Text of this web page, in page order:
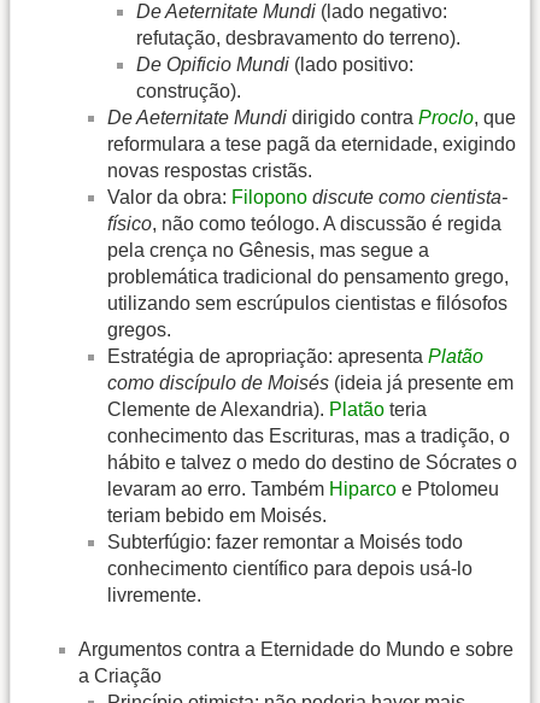
De Aeternitate Mundi (lado negativo:
refutação, desbravamento do terreno).
De Opificio Mundi (lado positivo:
construção).
De Aeternitate Mundi dirigido contra Proclo, que
reformulara a tese pagã da eternidade, exigindo
novas respostas cristãs.
Valor da obra: Filopono discute como cientista-
físico, não como teólogo. A discussão é regida
pela crença no Gênesis, mas segue a
problemática tradicional do pensamento grego,
utilizando sem escrúpulos cientistas e filósofos
gregos.
Estratégia de apropriação: apresenta Platão
como discípulo de Moisés (ideia já presente em
Clemente de Alexandria). Platão teria
conhecimento das Escrituras, mas a tradição, o
hábito e talvez o medo do destino de Sócrates o
levaram ao erro. Também Hiparco e Ptolomeu
teriam bebido em Moisés.
Subterfúgio: fazer remontar a Moisés todo
conhecimento científico para depois usá-lo
livremente.
Argumentos contra a Eternidade do Mundo e sobre
a Criação